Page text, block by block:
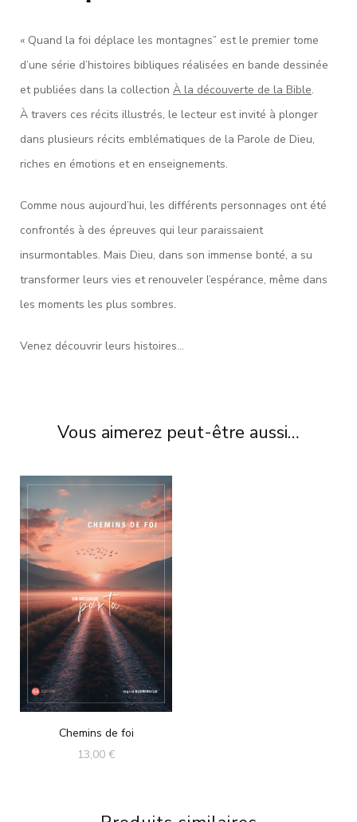
« Quand la foi déplace les montagnes” est le premier tome
d’une série d’histoires bibliques réalisées en bande dessinée
et publiées dans la collection À la découverte de la Bible.
À travers ces récits illustrés, le lecteur est invité à plonger
dans plusieurs récits emblématiques de la Parole de Dieu,
riches en émotions et en enseignements.
Comme nous aujourd’hui, les différents personnages ont été
confrontés à des épreuves qui leur paraissaient
insurmontables. Mais Dieu, dans son immense bonté, a su
transformer leurs vies et renouveler l’espérance, même dans
les moments les plus sombres.
Venez découvrir leurs histoires…
Vous aimerez peut-être aussi…
Chemins de foi
13,00 €